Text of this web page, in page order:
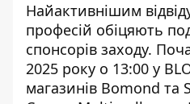
Найактивнішим
професій обіцяють
спонсорів заходу.
2025 року о 13:00 у
магазинів Bomond та